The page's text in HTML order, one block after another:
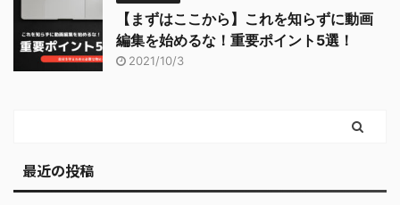
【まずはここから】これを知らずに動画
編集を始めるな！重要ポイント5選！
2021/10/3
最近の投稿